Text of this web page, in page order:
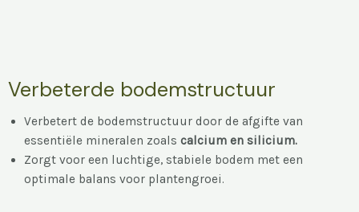
Verbeterde bodemstructuur
Verbetert de bodemstructuur door de afgifte van
essentiële mineralen zoals calcium en silicium.
Zorgt voor een luchtige, stabiele bodem met een
optimale balans voor plantengroei.